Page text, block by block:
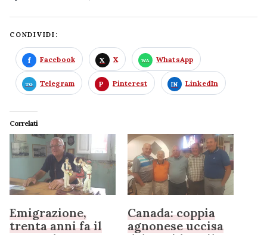
CONDIVIDI:
Facebook X WhatsApp
Telegram Pinterest LinkedIn
Correlati
Emigrazione,
trenta anni fa il
Canada: coppia
agnonese uccisa